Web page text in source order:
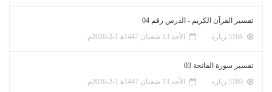
تفسير القرآن الكريم - الدرس رقم 04
الأحد 13 شعبان 1447ﻫ 1-2-2026م
تفسير سورة الفاتحة 03
الأحد 13 شعبان 1447ﻫ 1-2-2026م